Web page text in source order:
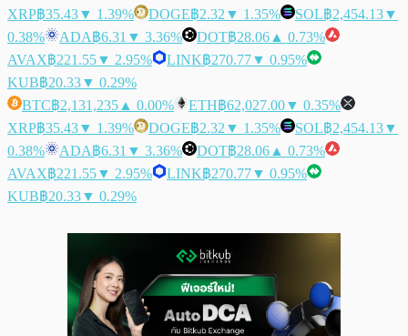
XRP฿35.43▼ 1.39% DOGE฿2.32 ▼ 1.35% SOL฿2,454.13▼
0.38%
ADA฿6.31 ▼ 3.36% DOT฿28.06 ▲ 0.73%
AVAX฿221.55▼ 2.95% LINK฿270.77▼ 0.95%
KUB฿20.33▼ 0.29%
BTC฿2,131,235 ▲ 0.00% ETH฿62,027.00▼ 0.35%
XRP฿35.43▼ 1.39% DOGE฿2.32 ▼ 1.35% SOL฿2,454.13▼
0.38%
ADA฿6.31 ▼ 3.36% DOT฿28.06 ▲ 0.73%
AVAX฿221.55▼ 2.95% LINK฿270.77▼ 0.95%
KUB฿20.33▼ 0.29%